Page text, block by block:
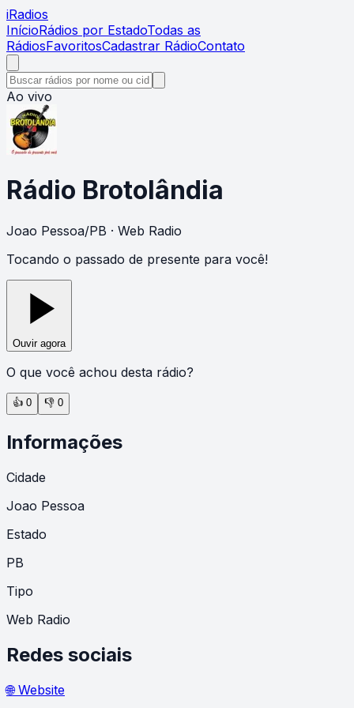
iRadios
InícioRádios por EstadoTodas as
RádiosFavoritosCadastrar RádioContato
Ao vivo
Rádio Brotolândia
Joao Pessoa/PB · Web Radio
Tocando o passado de presente para você!
Ouvir agora
O que você achou desta rádio?
👍 0 👎 0
Informações
Cidade
Joao Pessoa
Estado
PB
Tipo
Web Radio
Redes sociais
🌐 Website